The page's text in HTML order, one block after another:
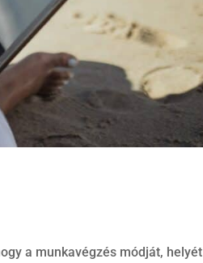
a munkavégzés módját, helyét